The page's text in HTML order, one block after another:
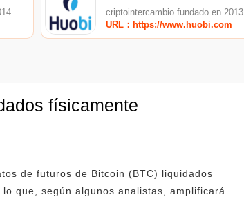
criptointercambio fundado en 2013.
URL：https://www.huobi.com
físicamente
de futuros de Bitcoin (BTC) liquidados
que, según algunos analistas, amplificará